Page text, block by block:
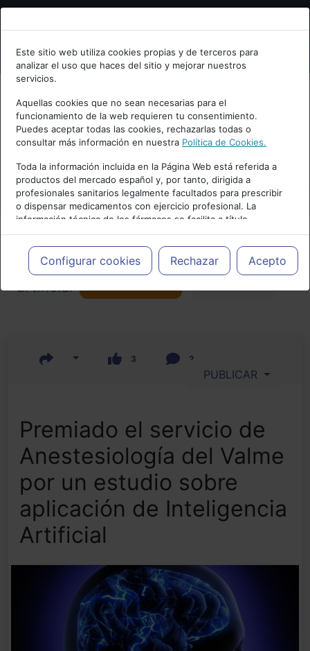
Bienvenid@ a psiquiatria.com
Escribe tu Email
Accede o regístrate con tu email.
Cancelar
Este sitio web utiliza cookies propias y de terceros para
analizar el uso que haces del sitio y mejorar nuestros
servicios.
Aquellas cookies que no sean necesarias para el
funcionamiento de la web requieren tu consentimiento.
Puedes aceptar todas las cookies, rechazarlas todas o
consultar más información en nuestra Política de Cookies.
Toda la información incluida en la Página Web está referida a
productos del mercado español y, por tanto, dirigida a
profesionales sanitarios legalmente facultados para prescribir
o dispensar medicamentos con ejercicio profesional. La
información técnica de los fármacos se facilita a título
meramente informativo, siendo responsabilidad de los
profesionales facultados prescribir medicamentos y decidir, en
cada caso concreto, el tratamiento más adecuado a las
necesidades del paciente.
Configurar cookies Rechazar Acepto
Actualidad y Artículos|Inteligencia
artificial
3 2
PUBLICAR
Premiado el servicio de
Anestesiología del Valme
por un estudio sobre
aplicación de Inteligencia
Artificial